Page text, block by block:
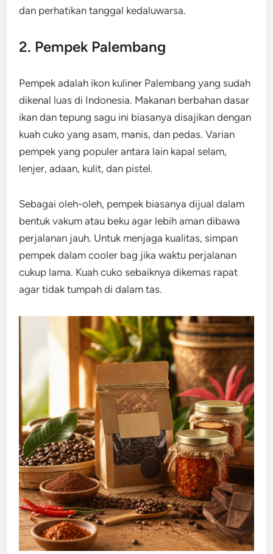
dan perhatikan tanggal kedaluwarsa.
2. Pempek Palembang
Pempek adalah ikon kuliner Palembang yang sudah
dikenal luas di Indonesia. Makanan berbahan dasar
ikan dan tepung sagu ini biasanya disajikan dengan
kuah cuko yang asam, manis, dan pedas. Varian
pempek yang populer antara lain kapal selam,
lenjer, adaan, kulit, dan pistel.
Sebagai oleh-oleh, pempek biasanya dijual dalam
bentuk vakum atau beku agar lebih aman dibawa
perjalanan jauh. Untuk menjaga kualitas, simpan
pempek dalam cooler bag jika waktu perjalanan
cukup lama. Kuah cuko sebaiknya dikemas rapat
agar tidak tumpah di dalam tas.